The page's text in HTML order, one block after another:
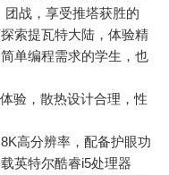
战，享受推塔获胜的
索提瓦特大陆，体验精
单编程需求的学生，也
验，散热设计合理，性
高分辨率，配备护眼功
英特尔酷睿i5处理器